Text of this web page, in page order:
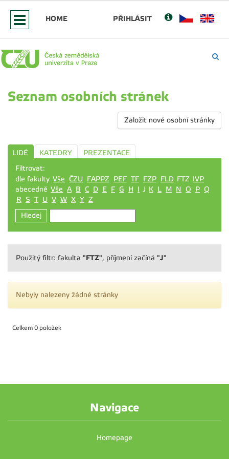
HOME PŘIHLÁSIT
Seznam osobních stránek
Založit nové osobní stránky
LIDÉ KATEDRY
PREZENTACE
Filtrovat:
dle fakulty Vše ČZU FAPPZ PEF TF FZP FLD FTZ IVP
abecedně Vše A B C D E F G H I J K L M N O P Q
R S T U V W X Y Z
Hledej
Použitý filtr: fakulta "FTZ", příjmení začíná "J"
Nebyly nalezeny žádné stránky
Celkem 0 položek
Navigace
Homepage